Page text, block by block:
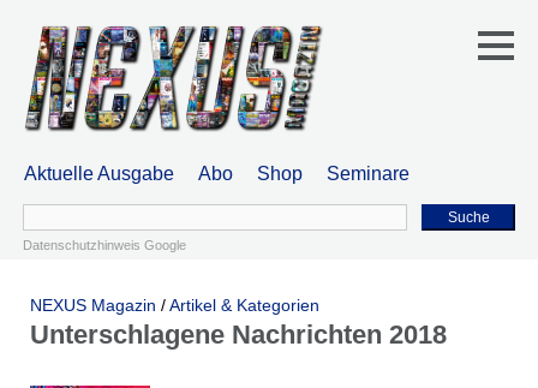
Aktuelle Ausgabe Abo Shop Seminare
Suche
Datenschutzhinweis Google
NEXUS Magazin /Artikel & Kategorien
Unterschlagene Nachrichten 2018